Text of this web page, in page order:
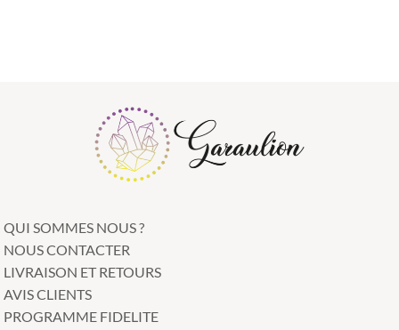
QUI SOMMES NOUS ?
NOUS CONTACTER
LIVRAISON ET RETOURS
AVIS CLIENTS
PROGRAMME FIDELITE